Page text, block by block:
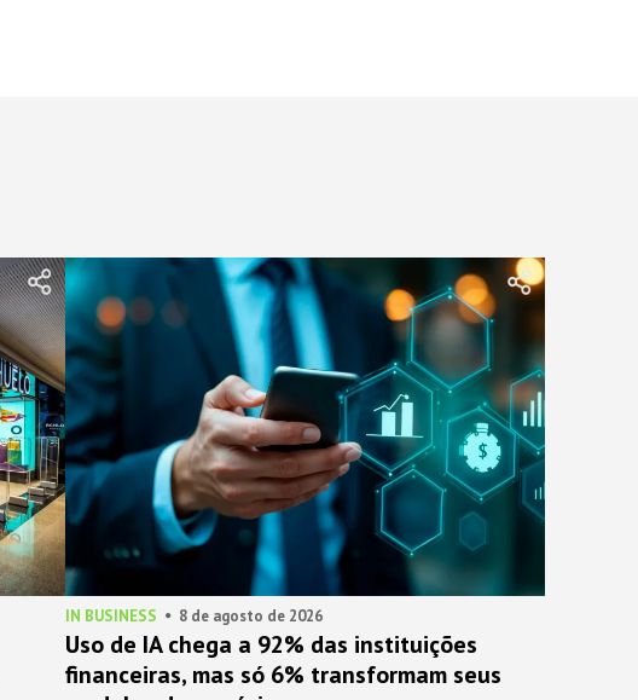
IN BUSINESS 8 de agosto de 2026
Uso de IA chega a 92% das instituições
financeiras, mas só 6% transformam seus